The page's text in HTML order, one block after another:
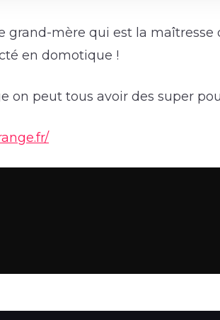
grand-mère qui est la maîtresse
en domotique !
on peut tous avoir des super